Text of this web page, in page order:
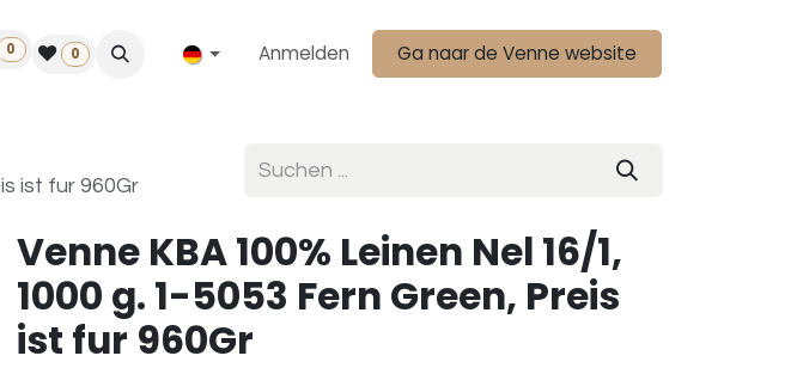
einen Händler
0 0 Anmelden Ga naar de Venne website
ist fur 960Gr
Venne KBA 100% Leinen Nel 16/1,
1000 g. 1-5053 Fern Green, Preis
ist fur 960Gr